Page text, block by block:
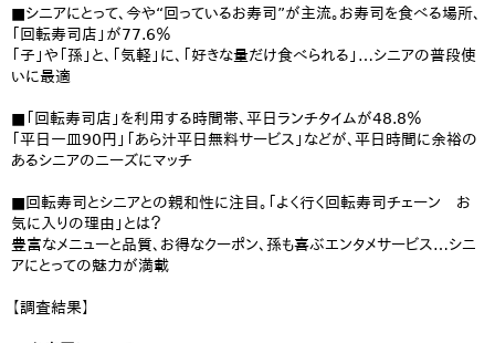
■シニアにとって、今や“回っているお寿司”が主流。お寿司を食べる場所、
「回転寿司店」が77.6％
「子」や「孫」と、「気軽」に、「好きな量だけ食べられる」…シニアの普段使
いに最適
■「回転寿司店」を利用する時間帯、平日ランチタイムが48.8％
「平日一皿90円」「あら汁平日無料サービス」などが、平日時間に余裕の
あるシニアのニーズにマッチ
■回転寿司とシニアとの親和性に注目。「よく行く回転寿司チェーン お
気に入りの理由」とは？
豊富なメニューと品質、お得なクーポン、孫も喜ぶエンタメサービス…シニ
アにとっての魅力が満載
【調査結果】